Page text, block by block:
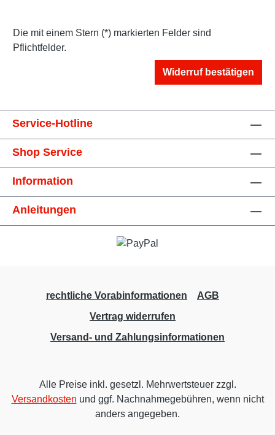
Die mit einem Stern (*) markierten Felder sind
Pflichtfelder.
Widerruf bestätigen
Service-Hotline
Shop Service
Information
Anleitungen
rechtliche Vorabinformationen
AGB
Vertrag widerrufen
Versand- und Zahlungsinformationen
Alle Preise inkl. gesetzl. Mehrwertsteuer zzgl.
Versandkosten und ggf. Nachnahmegebühren, wenn nicht
anders angegeben.